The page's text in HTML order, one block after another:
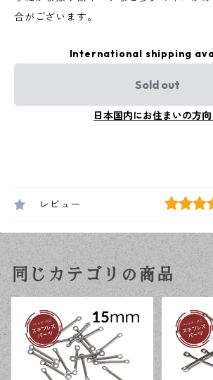
合がございます。
International shipping
Sold out
日本国内にお住まいの方
レビュー
同じカテゴリの商品